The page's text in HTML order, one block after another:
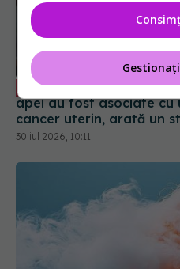
EXCLUSIV Substanțele rezultate din clorinarea
apei au fost asociate cu
cancer uterin, arată un
30 iul 2026, 10:11